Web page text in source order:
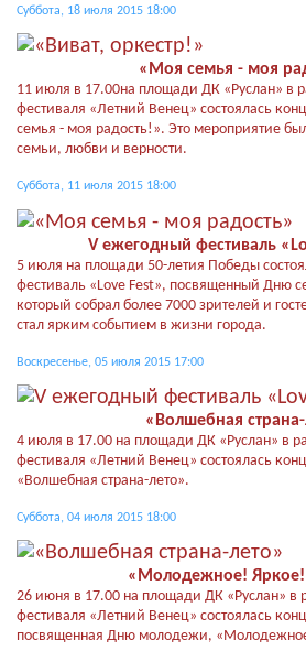
Суббота, 18 июля 2015 18:00
«Моя семья - моя
11 июля в 17.00на площади ДК «Руслан» в
фестиваля «Летний Венец» состоялась
семья - моя радость!». Это мероприятие
семьи, любви и верности.
Суббота, 11 июля 2015 18:00
V ежегодный фестиваль
5 июля на площади 50-летия Победы
фестиваль «Love Fest», посвященный Дню
который собрал более 7000 зрителей и
стал ярким событием в жизни города.
Воскресенье, 05 июля 2015 17:00
«Волшебная страна-
4 июля в 17.00 на площади ДК «Руслан» в
фестиваля «Летний Венец» состоялась
«Волшебная страна-лето».
Суббота, 04 июля 2015 18:00
«Молодежное!
26 июня в 17.00 на площади ДК «Руслан» в
фестиваля «Летний Венец» состоялась
посвященная Дню молодежи,